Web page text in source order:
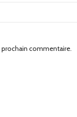
commentaire.